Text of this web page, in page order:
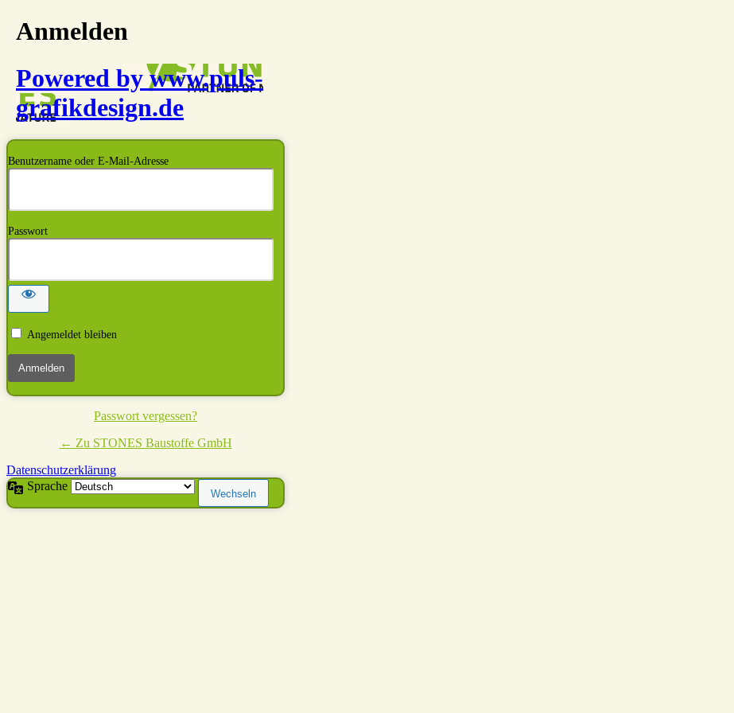
Anmelden
Powered by www.puls-
grafikdesign.de
Benutzername oder E-Mail-Adresse
Passwort
Angemeldet bleiben
Passwort vergessen?
← Zu STONES Baustoffe GmbH
Datenschutzerklärung
Sprache